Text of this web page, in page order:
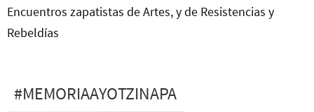
Encuentros zapatistas de Artes, y de Resistencias y
Rebeldías
#MEMORIAAYOTZINAPA